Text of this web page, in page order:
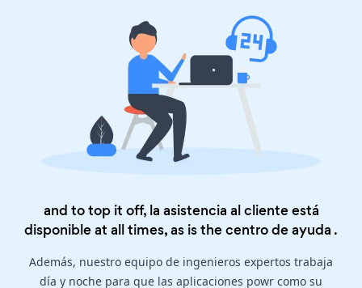
and to top it off, la asistencia al cliente está
disponible at all times, as is thecentro de ayuda .
Además, nuestro equipo de ingenieros expertos trabaja
día y noche para que las aplicaciones powr como su